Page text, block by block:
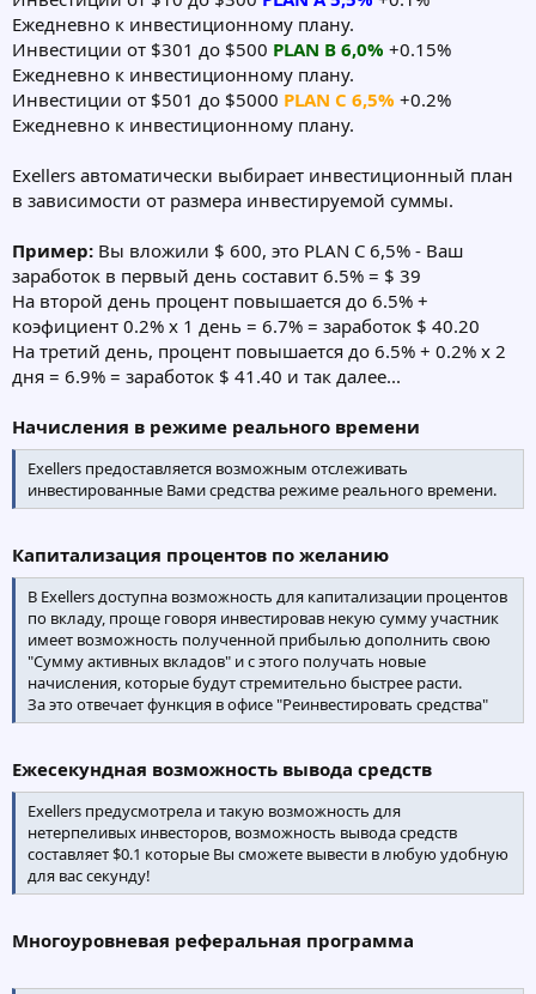
Ежедневно к инвестиционному плану.
Инвестиции от $301 до $500 PLAN B 6,0% +0.15%
Ежедневно к инвестиционному плану.
Инвестиции от $501 до $5000 PLAN C 6,5% +0.2%
Ежедневно к инвестиционному плану.
Exellers автоматически выбирает инвестиционный план
в зависимости от размера инвестируемой суммы.
Пример: Вы вложили $ 600, это PLAN C 6,5% - Ваш
заработок в первый день составит 6.5% = $ 39
На второй день процент повышается до 6.5% +
коэфициент 0.2% x 1 день = 6.7% = заработок $ 40.20
На третий день, процент повышается до 6.5% + 0.2% x 2
дня = 6.9% = заработок $ 41.40 и так далее...
Начисления в режиме реального времени
Exellers предоставляется возможным отслеживать
инвестированные Вами средства режиме реального времени.
Капитализация процентов по желанию
В Exellers доступна возможность для капитализации процентов
по вкладу, проще говоря инвестировав некую сумму участник
имеет возможность полученной прибылью дополнить свою
"Сумму активных вкладов" и с этого получать новые
начисления, которые будут стремительно быстрее расти.
За это отвечает функция в офисе "Реинвестировать средства"
Ежесекундная возможность вывода средств
Exellers предусмотрела и такую возможность для
нетерпеливых инвесторов, возможность вывода средств
составляет $0.1 которые Вы сможете вывести в любую удобную
для вас секунду!
Многоуровневая реферальная программа